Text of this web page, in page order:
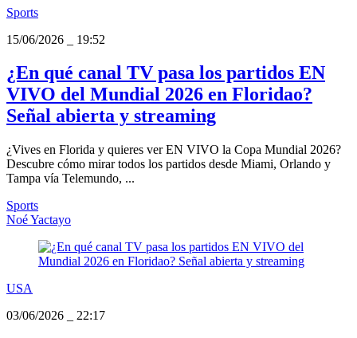
Sports
15/06/2026
19:52
¿En qué canal TV pasa los partidos EN
VIVO del Mundial 2026 en Floridao?
Señal abierta y streaming
¿Vives en Florida y quieres ver EN VIVO la Copa Mundial 2026?
Descubre cómo mirar todos los partidos desde Miami, Orlando y
Tampa vía Telemundo, ...
Sports
Noé Yactayo
USA
03/06/2026
22:17